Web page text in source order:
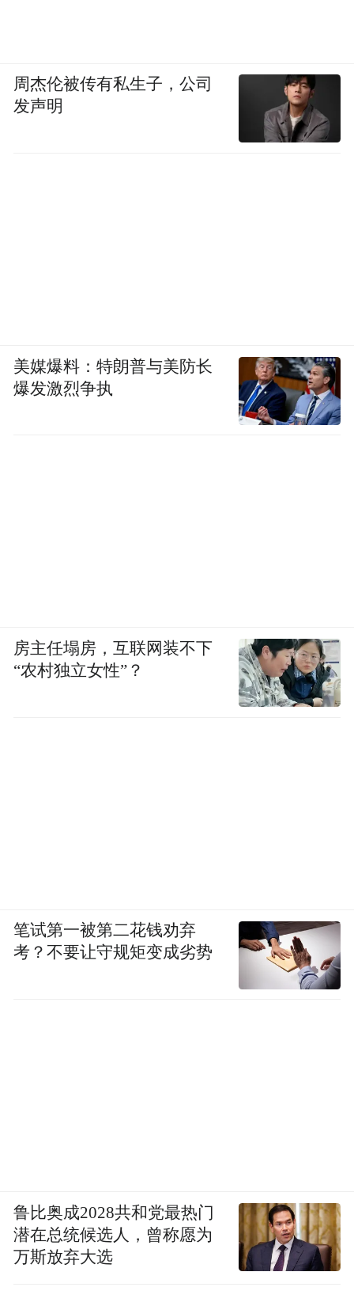
周杰伦被传有私生子，公司
发声明
美媒爆料：特朗普与美防长
爆发激烈争执
房主任塌房，互联网装不下
“农村独立女性”？
笔试第一被第二花钱劝弃
考？不要让守规矩变成劣势
鲁比奥成2028共和党最热门
潜在总统候选人，曾称愿为
万斯放弃大选